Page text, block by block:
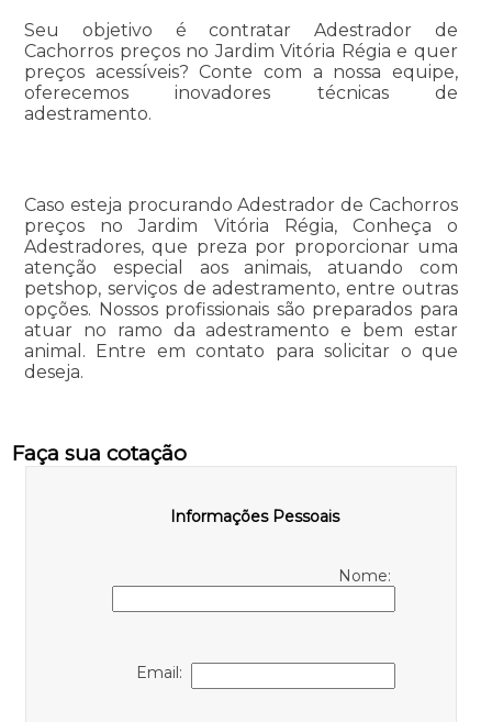
Seu objetivo é contratar Adestrador de
Cachorros preços no Jardim Vitória Régia e quer
preços acessíveis? Conte com a nossa equipe,
oferecemos inovadores técnicas de
adestramento.
Caso esteja procurando Adestrador de Cachorros
preços no Jardim Vitória Régia, Conheça o
Adestradores, que preza por proporcionar uma
atenção especial aos animais, atuando com
petshop, serviços de adestramento, entre outras
opções. Nossos profissionais são preparados para
atuar no ramo da adestramento e bem estar
animal. Entre em contato para solicitar o que
deseja.
Faça sua cotação
Informações Pessoais
Nome:
Email: